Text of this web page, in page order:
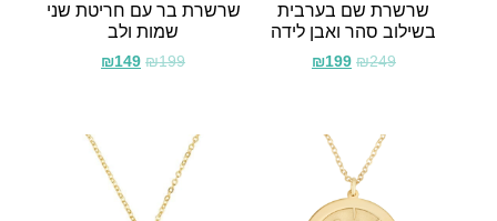
שרשרת שם בערבית
בשילוב סהר ואבן לידה
₪249
₪199
שרשרת בר עם חריטת שני
שמות ולב
₪199
₪149